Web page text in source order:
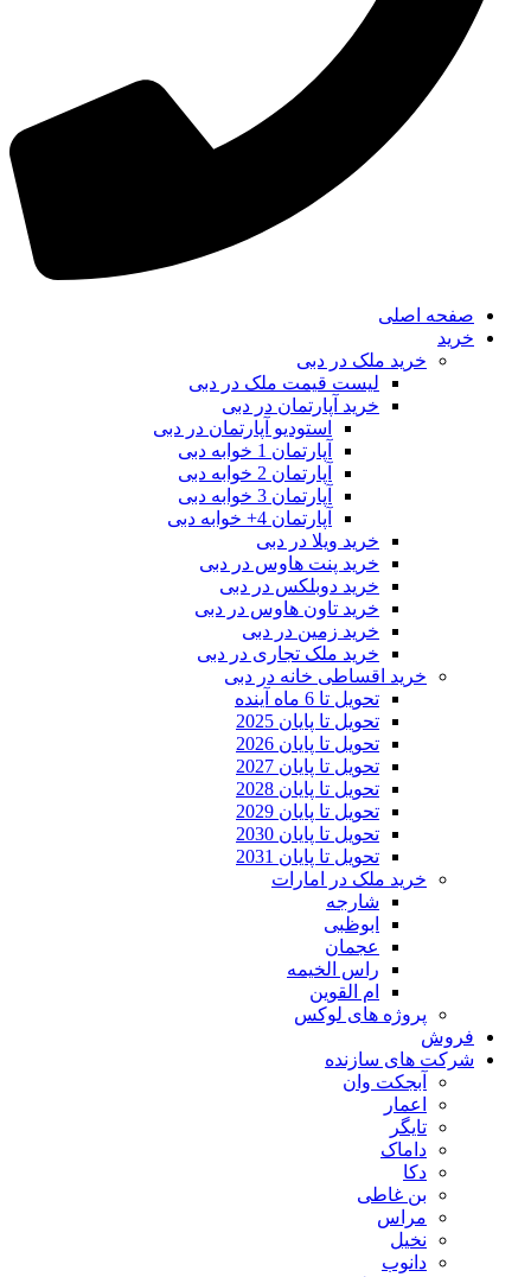
صفحه اصلی
خرید
خرید ملک در دبی
لیست قیمت ملک در دبی
خرید آپارتمان در دبی
استودیو آپارتمان در دبی
آپارتمان 1 خوابه دبی
آپارتمان 2 خوابه دبی
آپارتمان 3 خوابه دبی
آپارتمان 4+ خوابه دبی
خرید ویلا در دبی
خرید پنت هاوس در دبی
خرید دوبلکس در دبی
خرید تاون هاوس در دبی
خرید زمین در دبی
خرید ملک تجاری در دبی
خرید اقساطی خانه در دبی
تحویل تا 6 ماه آینده
تحویل تا پایان 2025
تحویل تا پایان 2026
تحویل تا پایان 2027
تحویل تا پایان 2028
تحویل تا پایان 2029
تحویل تا پایان 2030
تحویل تا پایان 2031
خرید ملک در امارات
شارجه
ابوظبی
عجمان
راس الخیمه
ام القوین
پروژه های لوکس
فروش
شرکت های سازنده
آبجکت وان
اعمار
تایگر
داماک
دکا
بن غاطی
مراس
نخیل
دانوب